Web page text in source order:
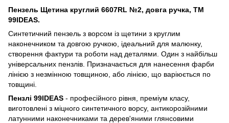
Пензель Щетина круглий 6607RL №2, довга ручка, ТМ
99IDEAS.
Синтетичний пензель з ворсом iз щетини з круглим
наконечником та довгою ручкою, ідеальний для малюнку,
створення фактури та роботи над деталями. Один з найбiльш
універсальних пензлів. Призначається для нанесення фарби
лінією з незмінною товщиною, або лiнiєю, що варiюється по
товщині.
Пензлі 99IDEAS - професійного рівня, преміум класу,
виготовлені з міцного синтетичного ворсу, антикорозійними
латунними наконечниками та дерев'яними глянсовими